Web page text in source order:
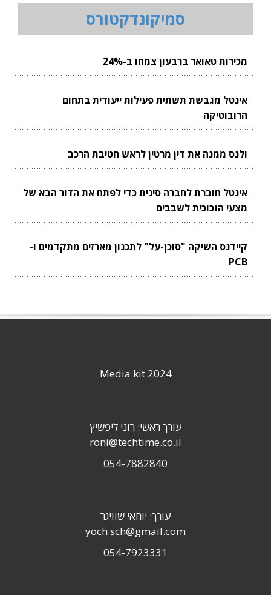
סמיקונדקטורס
מכירות טאואר ברבעון צמחו ב-24%
אינטל מגבשת תשתית פעילות ייעודית בתחום
הרובוטיקה
ולנס ממנה את דין מרטין לראש חטיבת הרכב
אינטל חוברת לחברה סינית כדי לפתח את הדור הבא של
מצעי הזכוכית לשבבים
קיידנס השיקה "סוכן-על" לתכנון מארזים מתקדמים ו-
PCB
Media kit 2024
עורך ראשי: רוני ליפשיץ
roni@techtime.co.il
054-7882840
עורך: יוחאי שוויגר
yoch.sch@gmail.com
054-7923331